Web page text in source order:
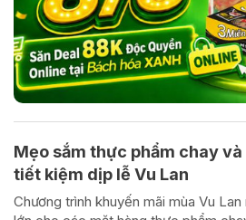
Mẹo sắm thực phẩm chay
tiết kiệm dịp lễ Vu Lan
Chương trình khuyến mãi mùa Vu